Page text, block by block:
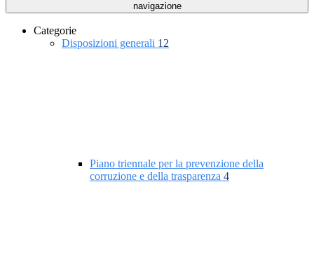
navigazione
Categorie
Disposizioni generali 12
Piano triennale per la prevenzione della
corruzione e della trasparenza 4